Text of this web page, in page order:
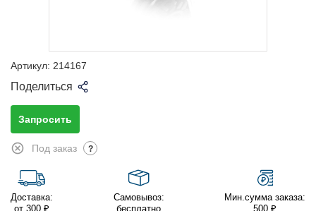
Артикул: 214167
Поделиться
Запросить
Под заказ ?
Доставка:
от 300 ₽
Самовывоз:
бесплатно
Мин.сумма заказа:
500 ₽